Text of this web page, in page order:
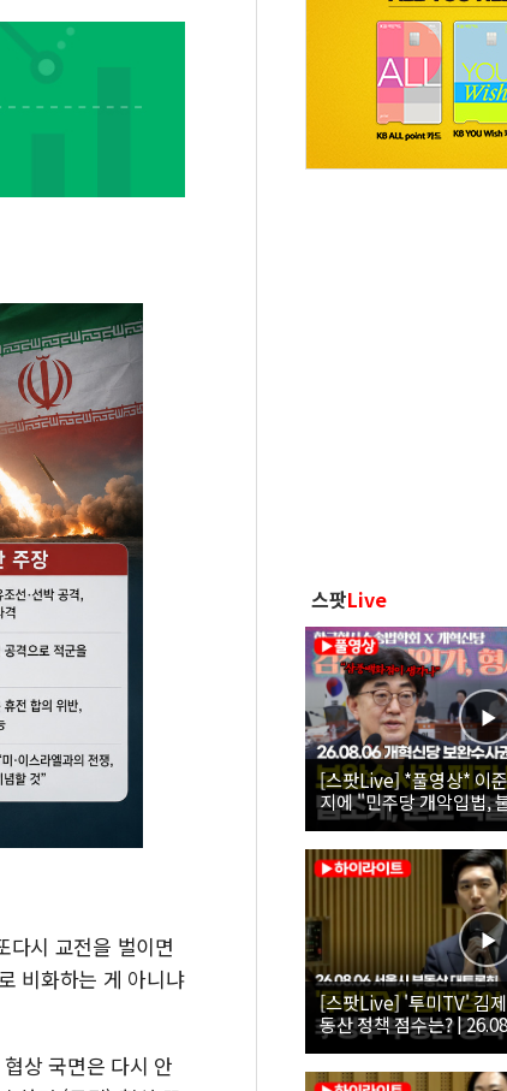
다시 교전을 벌이면
비화하는 게 아니냐
상 국면은 다시 안
스팟Live
[스팟Live] *풀영상* 이
지에 "민주당 개악입법,
26.08.06 개혁신당 보완
[스팟Live] '투미TV' 김
동산 정책 점수는? |
대토론회